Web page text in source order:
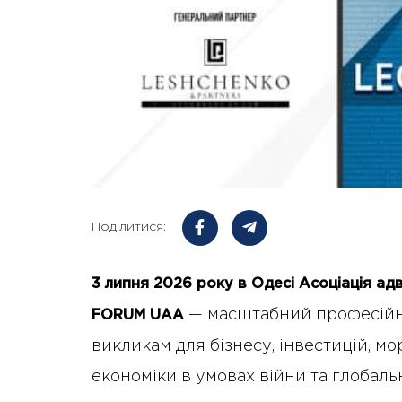
Поділитися:
3 липня 2026 року в Одесі Асоціація
FORUM UAA — масштабний
викликам для бізнесу, інвестицій,
економіки в умовах війни та